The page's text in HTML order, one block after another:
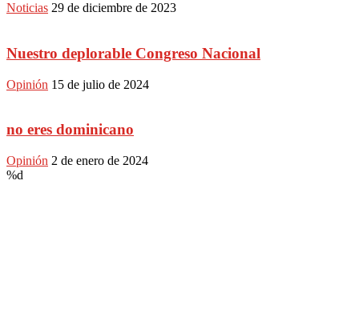
Noticias 29 de diciembre de 2023
Nuestro deplorable Congreso Nacional
Opinión 15 de julio de 2024
no eres dominicano
Opinión 2 de enero de 2024
%d